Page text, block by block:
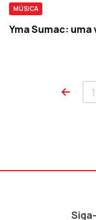
MÚSICA
Yma Sumac:
1